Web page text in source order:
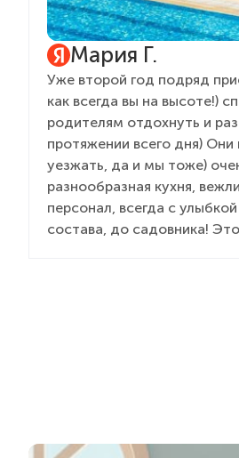
Мария Г.
Уже второй год подряд
как всегда вы на высоте!)
родителям отдохнуть и
протяжении всего дня) Они
уезжать, да и мы тоже)
разнообразная кухня,
персонал, всегда с
состава, до садовника!